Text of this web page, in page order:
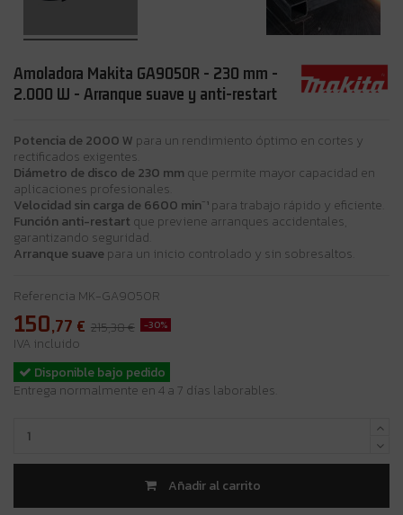
Amoladora Makita GA9050R - 230 mm -
2.000 W - Arranque suave y anti-restart
Potencia de 2000 W para un rendimiento óptimo en cortes y
rectificados exigentes.
Diámetro de disco de 230 mm que permite mayor capacidad en
aplicaciones profesionales.
Velocidad sin carga de 6600 min⁻¹para trabajo rápido y eficiente.
Función anti-restart que previene arranques accidentales,
garantizando seguridad.
Arranque suave para un inicio controlado y sin sobresaltos.
Referencia MK-GA9050R
150,77 € 215,38 € -30%
IVA incluido
Disponible bajo pedido
Entrega normalmente en 4 a 7 días laborables.
Añadir al carrito